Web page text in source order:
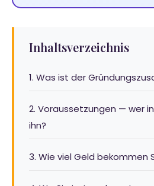
Inhaltsverzeichnis
1. Was ist der
2. Voraussetzungen — wer
ihn?
3. Wie viel Geld bekommen